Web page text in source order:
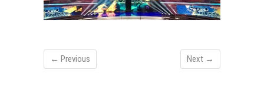
← Previous Next →